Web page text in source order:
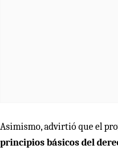
Asimismo, advirtió que el
principios básicos del